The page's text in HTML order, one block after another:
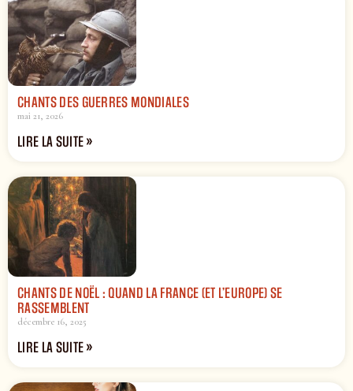
CHANTS DES GUERRES MONDIALES
mai 21, 2026
LIRE LA SUITE »
CHANTS DE NOËL : QUAND LA FRANCE (ET L’EUROPE) SE
RASSEMBLENT
décembre 16, 2025
LIRE LA SUITE »